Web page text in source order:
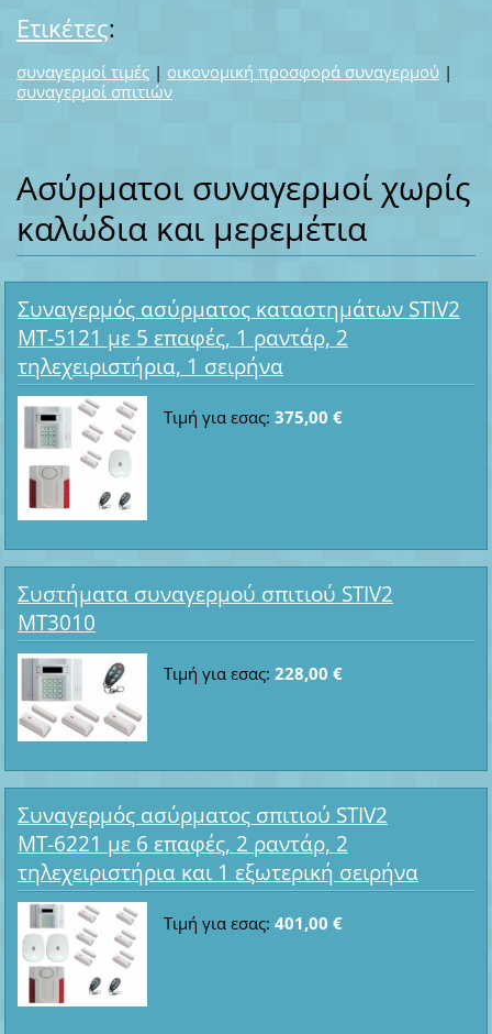
Ετικέτες:
συναγερμοί τιμές | οικονομική προσφορά συναγερμού |
συναγερμοί σπιτιών
Ασύρματοι συναγερμοί χωρίς
καλώδια και μερεμέτια
Συναγερμός ασύρματος καταστημάτων STIV2
MT-5121 με 5 επαφές, 1 ραντάρ, 2
τηλεχειριστήρια, 1 σειρήνα
Τιμή για εσας: 375,00 €
Συστήματα συναγερμού σπιτιού STIV2
MT3010
Τιμή για εσας: 228,00 €
Συναγερμός ασύρματος σπιτιού STIV2
ΜΤ-6221 με 6 επαφές, 2 ραντάρ, 2
τηλεχειριστήρια και 1 εξωτερική σειρήνα
Τιμή για εσας: 401,00 €